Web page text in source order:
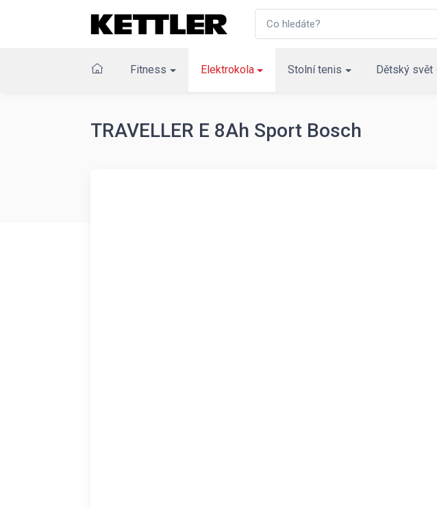
Fitness Elektrokola Stolní tenis Dětský svět
TRAVELLER E 8Ah Sport Bosch